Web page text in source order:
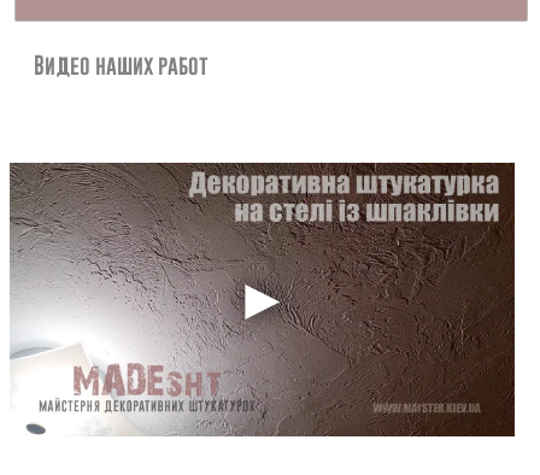
Видео наших работ